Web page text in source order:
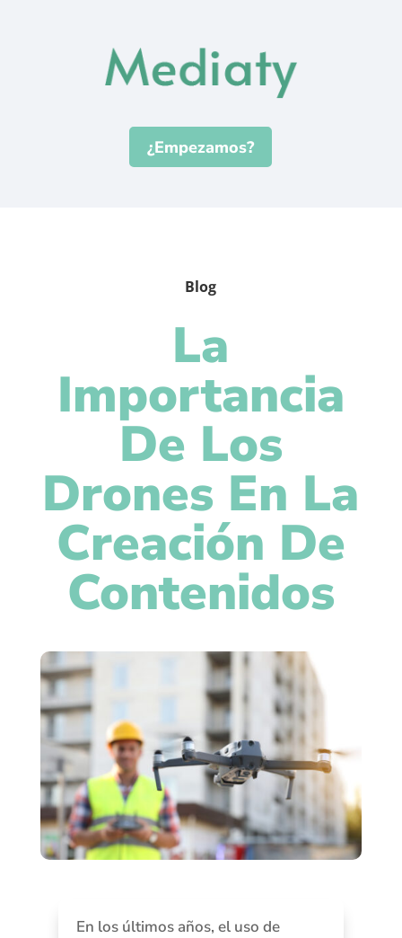
¿Empezamos?
Blog
La
Importancia
De Los
Drones En La
Creación De
Contenidos
En los últimos años, el uso de